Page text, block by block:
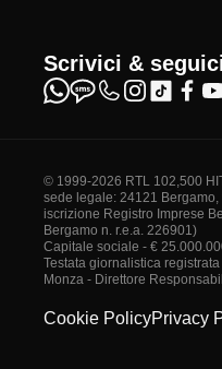
Scrivici &
© 1999-2026 RTL 102,500
sede legale: 24121 Bergamo,
iscrizione Registro Imprese
Bergamo n. r.e.a. 226901)
Capitale sociale - €
Testata giornalistica
Monza - Direttore
Cookie PolicyPrivacy